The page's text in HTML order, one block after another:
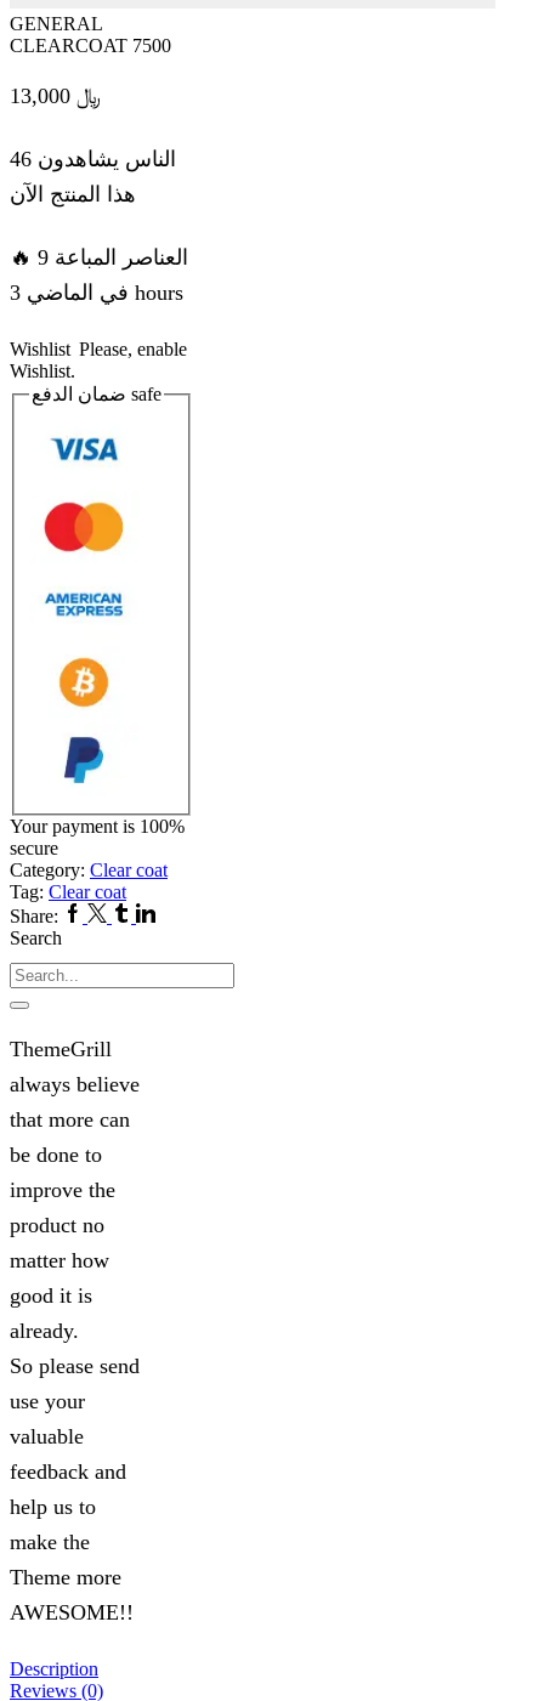
GENERAL
CLEARCOAT 7500
﷼
46 الناس يشاهدون
هذا المنتج الآن
🔥 9 العناصر المباعة
في الماضي 3 hours
Wishlist Please, enable
Wishlist.
safe
Your payment is 100%
secure
Category: Clear coat
Tag: Clear coat
Share: Facebook
Twitter
TumblrLinkedin
Search
Search
ThemeGrill
always believe
that more can
be done to
improve the
product no
matter how
good it is
already.
So please send
use your
valuable
feedback and
help us to
make the
Theme more
AWESOME!!
Description
Reviews (0)